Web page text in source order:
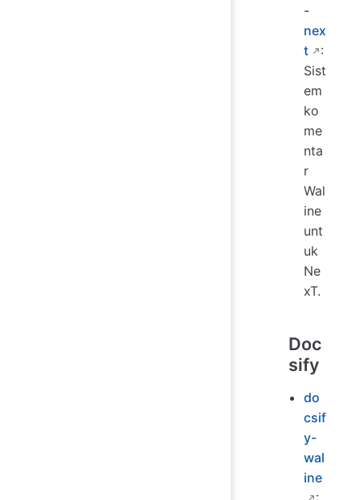
-
nex
t
:
Sist
em
ko
me
nta
r
Wal
ine
unt
uk
Ne
xT.
Doc
sify
do
csif
y-
wal
ine